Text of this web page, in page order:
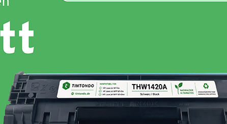
Hersteller :
Grundpreis:
Produkttyp:
Magenta, Yellow
Weitere Variationen:
24,99 €